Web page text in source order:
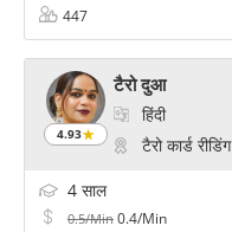
447
4.93
टैरो दुआ
हिंदी
टैरो कार्ड रीडिंग
4 साल
0.5/Min 0.4/Min